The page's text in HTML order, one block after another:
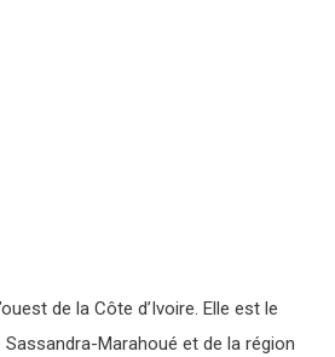
de la Côte d’Ivoire. Elle est le
Marahoué et de la région